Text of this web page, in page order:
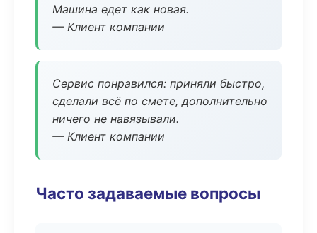
Машина едет как новая.
— Клиент компании
Сервис понравился: приняли быстро,
сделали всё по смете, дополнительно
ничего не навязывали.
— Клиент компании
Часто задаваемые вопросы